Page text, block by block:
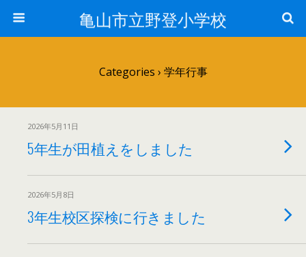
亀山市立野登小学校
Categories › 学年行事
2026年5月11日
5年生が田植えをしました
2026年5月8日
3年生校区探検に行きました